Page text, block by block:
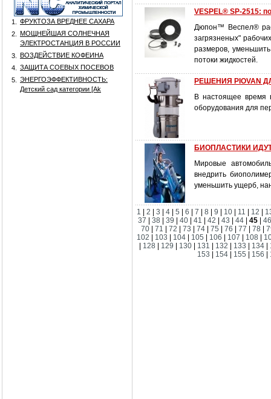
1.
ФРУКТОЗА ВРЕДНЕЕ САХАРА
2.
МОЩНЕЙШАЯ СОЛНЕЧНАЯ
ЭЛЕКТРОСТАНЦИЯ В РОССИИ
3.
ВОЗДЕЙСТВИЕ КОФЕИНА
4.
ЗАЩИТА СОЕВЫХ ПОСЕВОВ
5.
ЭНЕРГОЭФФЕКТИВНОСТЬ:
Детский сад категории [Аk
VESPEL® SP-2515:
Дюпон™ Веспел®
загрязненых"
размеров,
потоки жидкостей.
РЕШЕНИЯ PIOVAN
В настоящее время
оборудования для
БИОПЛАСТИКИ
Мировые
внедрить
уменьшить ущерб,
1 2 3 4 5 6 7 8 9 10 11 12
37
|38 |39 |40 |41 |42 |43 |44 |45 |
70
71 72 73 74 75 76 77 78
102
103 104 105 106 107 108
128 129 130 131 132 133 134
153
154 155 156